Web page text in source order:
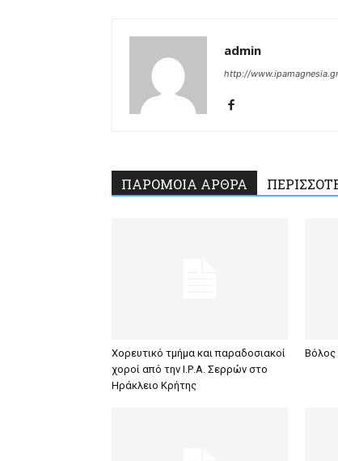
admin
http://www.ipamagnesia.gr
ΠΑΡΟΜΟΙΑ ΑΡΘΡΑ
Χορευτικό τμήμα και παραδοσιακοί
χοροί από την Ι.Ρ.Α. Σερρών στο
Ηράκλειο Κρήτης
Βόλος